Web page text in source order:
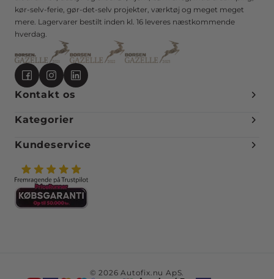
kør-selv-ferie, gør-det-selv projekter, værktøj og meget meget
mere. Lagervarer bestilt inden kl. 16 leveres næstkommende
hverdag.
Kontakt os
Kategorier
Kundeservice
© 2026 Autofix.nu ApS.